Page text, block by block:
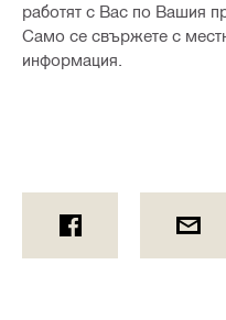
работят с Вас по Вашия
Само се свържете с
информация.